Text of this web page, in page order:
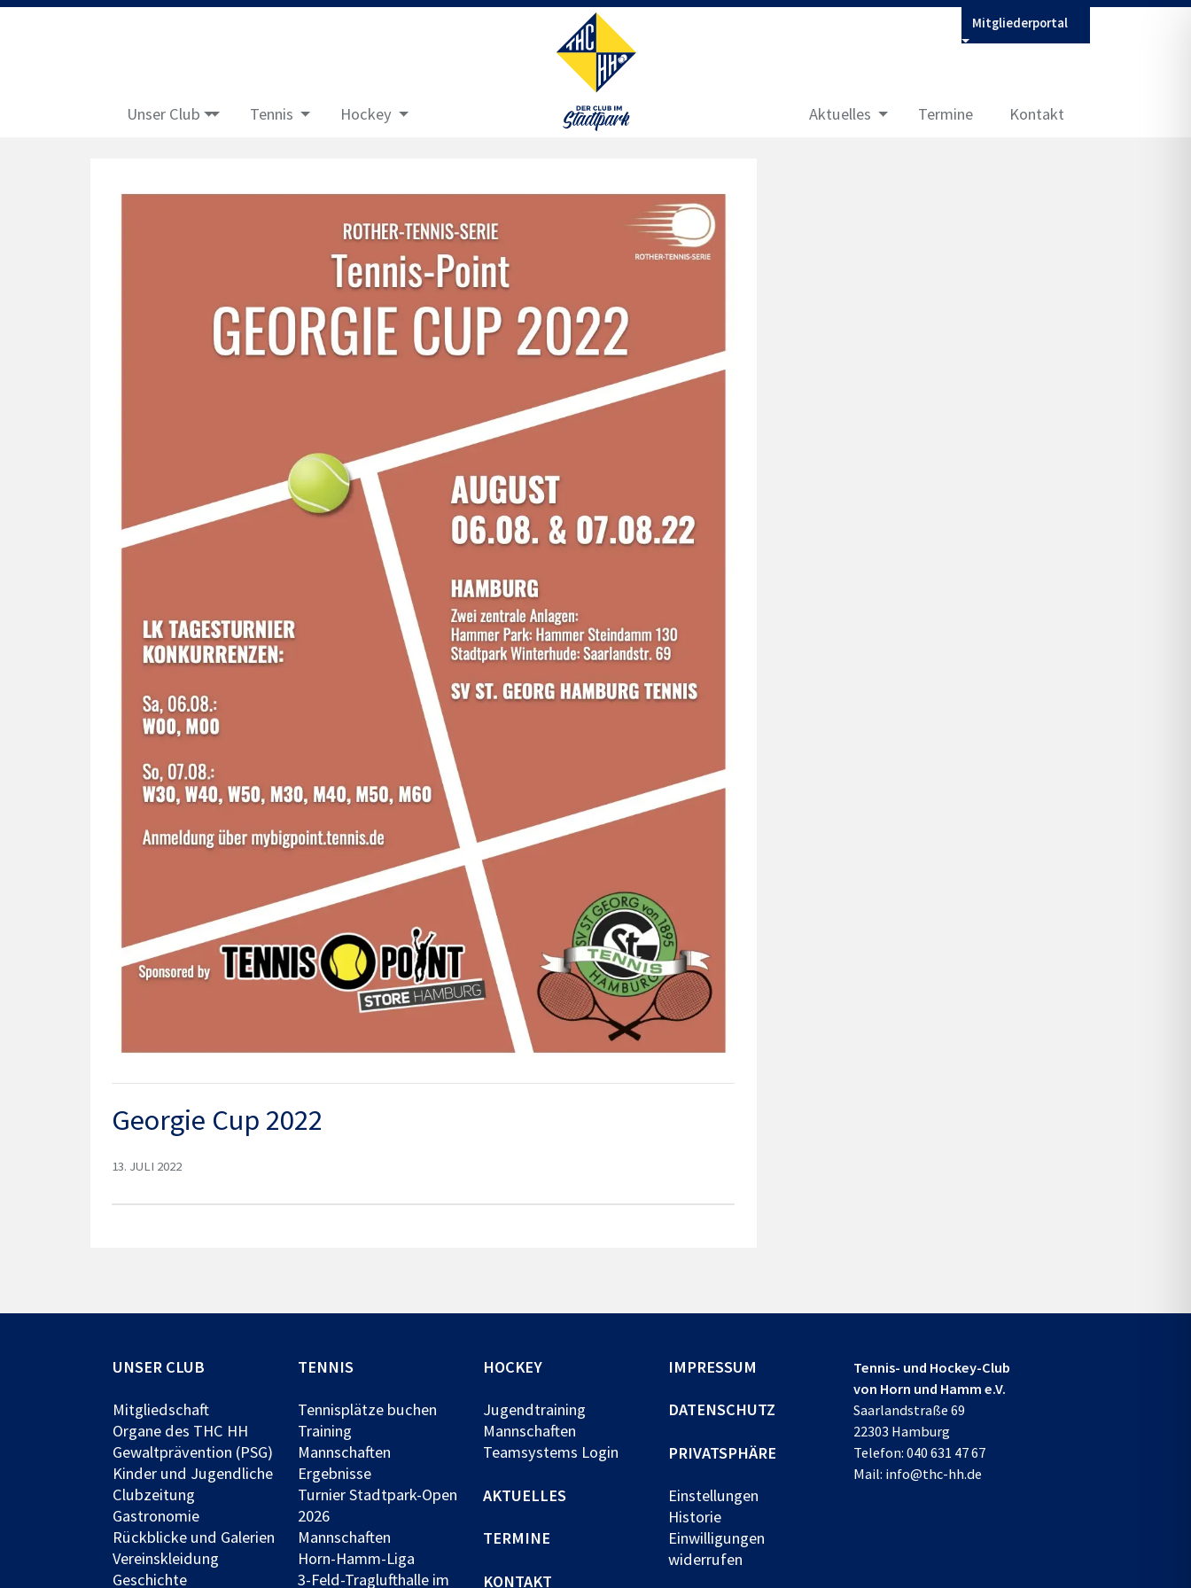
Unser Club Tennis Hockey
Mitgliederportal
Aktuelles Termine Kontakt
Georgie Cup 2022
13. JULI 2022
UNSER CLUB
Mitgliedschaft
Organe des THC HH
Gewaltprävention (PSG)
Kinder und Jugendliche
Clubzeitung
Gastronomie
Rückblicke und Galerien
Vereinskleidung
Geschichte
TENNIS
Tennisplätze buchen
Training
Mannschaften
Ergebnisse
Turnier Stadtpark-Open
2026
Mannschaften
Horn-Hamm-Liga
3-Feld-Traglufthalle im
HOCKEY
Jugendtraining
Mannschaften
Teamsystems Login
AKTUELLES
TERMINE
KONTAKT
IMPRESSUM
DATENSCHUTZ
PRIVATSPHÄRE
Einstellungen
Historie
Einwilligungen
widerrufen
Tennis- und Hockey-Club
von Horn und Hamm e.V.
Saarlandstraße 69
22303 Hamburg
Telefon:040 631 47 67
Mail: info@thc-hh.de